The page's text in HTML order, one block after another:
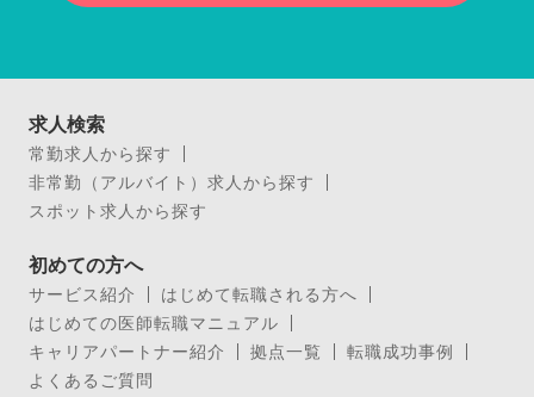
求人検索
常勤求人から探す
非常勤（アルバイト）求人から探す
スポット求人から探す
初めての方へ
サービス紹介
はじめて転職される方へ
はじめての医師転職マニュアル
キャリアパートナー紹介
拠点一覧
転職成功事例
よくあるご質問